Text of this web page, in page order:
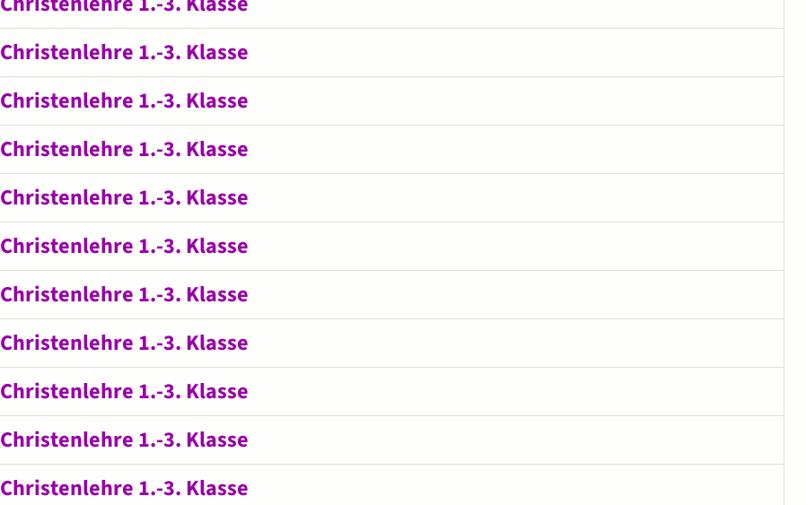
Christenlehre 1.-3. Klasse
Christenlehre 1.-3. Klasse
Christenlehre 1.-3. Klasse
Christenlehre 1.-3. Klasse
Christenlehre 1.-3. Klasse
Christenlehre 1.-3. Klasse
Christenlehre 1.-3. Klasse
Christenlehre 1.-3. Klasse
Christenlehre 1.-3. Klasse
Christenlehre 1.-3. Klasse